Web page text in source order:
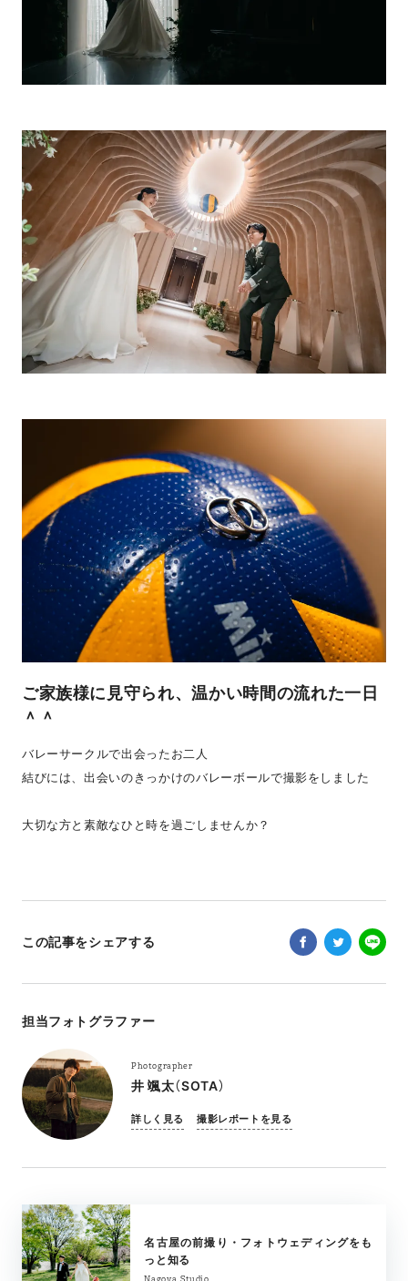
ご家族様に見守られ、温かい時間の流れた一日
＾＾
バレーサークルで出会ったお二人
結びには、出会いのきっかけのバレーボールで撮影をしました
大切な方と素敵なひと時を過ごしませんか？
この記事をシェアする
担当フォトグラファー
Photographer
井 颯太（SOTA）
詳しく見る 撮影レポートを見る
名古屋の前撮り・フォトウェディングをも
っと知る